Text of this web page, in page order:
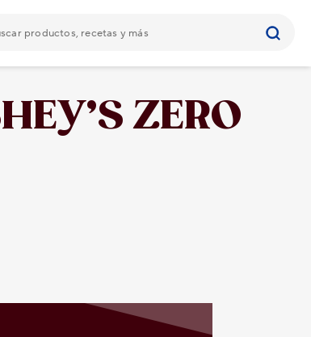
ZERO